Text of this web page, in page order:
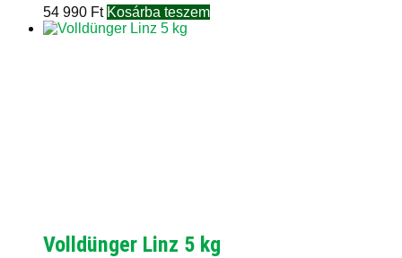
54 990 Ft Kosárba teszem
Volldünger Linz 5 kg